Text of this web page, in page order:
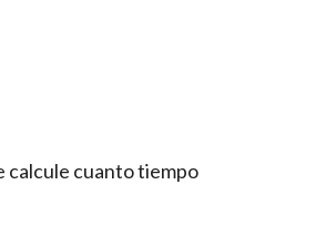
calcule cuanto tiempo